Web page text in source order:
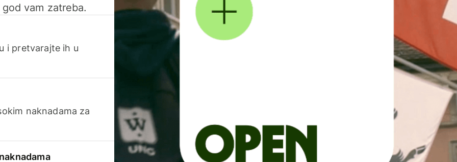
vam zatreba.
i pretvarajte ih u
naknadama za